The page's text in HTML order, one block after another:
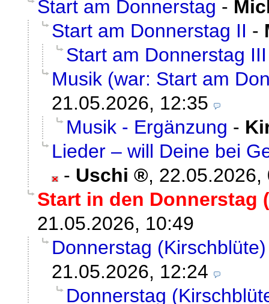
Start am Donnerstag -
Start am Donnerstag II -
Start am Donnerstag III
Musik (war: Start am
21.05.2026, 12:35
Musik - Ergänzung -
Lieder – will Deine bei
- Uschi , 22.05.2026,
Start in den Donnerstag
21.05.2026, 10:49
Donnerstag (Kirschblüte)
21.05.2026, 12:24
Donnerstag